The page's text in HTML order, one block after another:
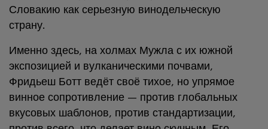
Словакию как серьезную винодельческую
страну.
Именно здесь, на холмах Мужла с их южной
экспозицией и вулканическими почвами,
Фридьеш Ботт ведёт своё тихое, но упрямое
винное сопротивление — против глобальных
вкусовых шаблонов, против стандартизации,